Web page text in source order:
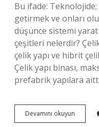
Bu ifade:
getirmek ve onları
düşünce sistemi
çeşitleri nelerdir?
çelik yapı ve hibrit
Çelik yapı binası,
prefabrik yapılara
Devamını okuyun
Çeşitleri